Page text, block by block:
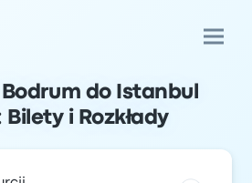
do Istanbul
Bilety i Rozkłady